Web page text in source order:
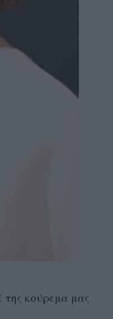
της κούρεμα μας